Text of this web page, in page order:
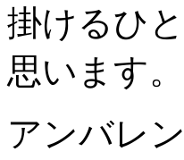
掛けるひ
思います。
アンバレ